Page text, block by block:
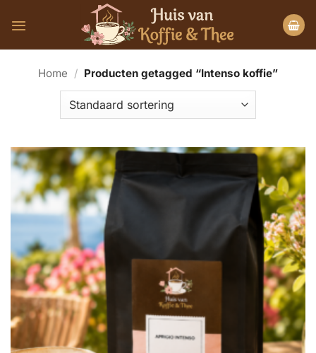
naar
Home / Producten getagged “Intenso koffie”